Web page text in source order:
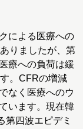
による医療への
りましたが、第
療への負荷は緩
。CFRの増減
なく医療へのウ
います。現在韓
第四波エピデミ